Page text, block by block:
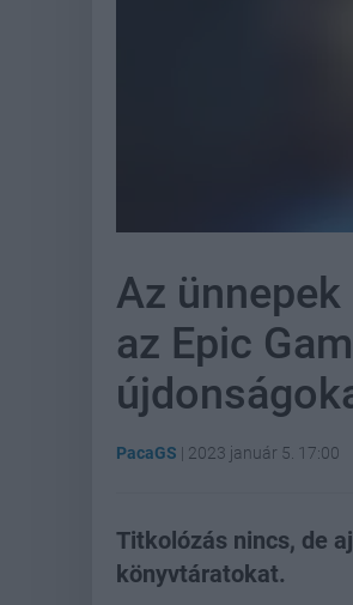
Az
az Epic
PacaGS | 2023 január 5. 17:00
Titkolózás nincs, de
könyvtáratokat.